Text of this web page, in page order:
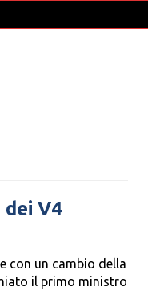
V4
con un cambio della
il primo ministro